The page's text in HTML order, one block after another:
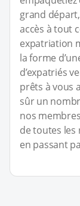
grand
accès à tout
expatriation
la forme
d’expatriés
prêts à vous
sûr un
nos
de toutes les
en passant